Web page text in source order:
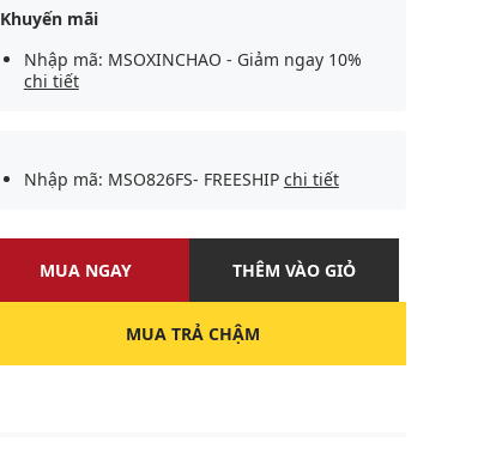
Khuyến mãi
Nhập mã: MSOXINCHAO - Giảm ngay 10%
chi tiết
Nhập mã: MSO826FS- FREESHIP chi tiết
MUA NGAY THÊM VÀO GIỎ
MUA TRẢ CHẬM